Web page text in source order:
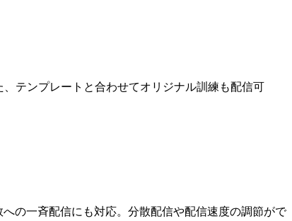
テンプレートと合わせてオリジナル訓練も配信可
の一斉配信にも対応。分散配信や配信速度の調節がで